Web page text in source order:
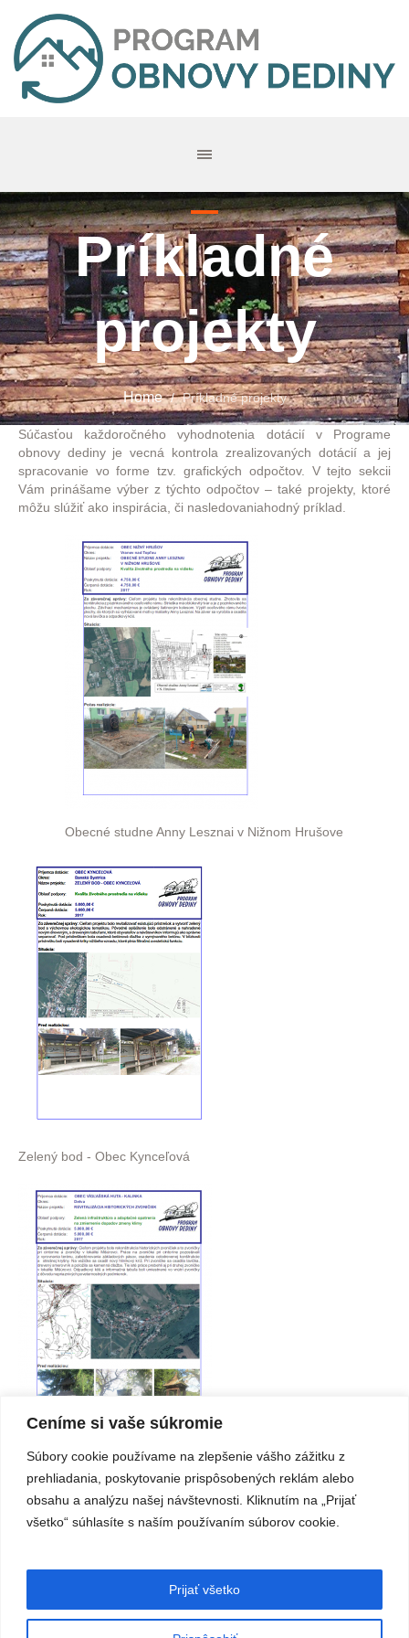
Ceníme si vaše súkromie
Súbory cookie používame na zlepšenie vášho zážitku z
prehliadania, poskytovanie prispôsobených reklám alebo
obsahu a analýzu našej návštevnosti. Kliknutím na „Prijať
všetko“ súhlasíte s naším používaním súborov cookie.
Prijať všetko
Príkladné
projekty
Home / Príkladné projekty
Súčasťou každoročného vyhodnotenia dotácií v Programe
obnovy dediny je vecná kontrola zrealizovaných dotácií a jej
spracovanie vo forme tzv. grafických odpočtov. V tejto sekcii
Vám prinášame výber z týchto odpočtov – také projekty, ktoré
môžu slúžiť ako inspirácia, či nasledovaniahodný príklad.
Obecné studne Anny Lesznai v Nižnom Hrušove
Zelený bod - Obec Kynceľová
Revitalizácia historických zvoničiek
O webovom sídle
Slovenská agentúra životného prostredia